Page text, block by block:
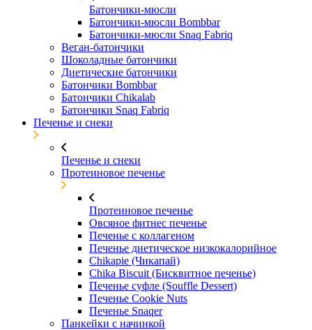
Батончики-мюсли
Батончики-мюсли Bombbar
Батончики-мюсли Snaq Fabriq
Веган-батончики
Шоколадные батончики
Диетические батончики
Батончики Bombbar
Батончики Chikalab
Батончики Snaq Fabriq
Печенье и снеки
Печенье и снеки
Протеиновое печенье
Протеиновое печенье
Овсяное фитнес печенье
Печенье с коллагеном
Печенье диетическое низкокалорийное
Chikapie (Чикапай)
Chika Biscuit (Бисквитное печенье)
Печенье суфле (Souffle Dessert)
Печенье Cookie Nuts
Печенье Snaqer
Панкейки с начинкой